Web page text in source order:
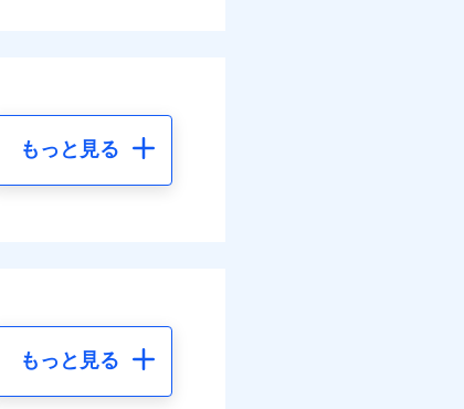
もっと見る
もっと見る